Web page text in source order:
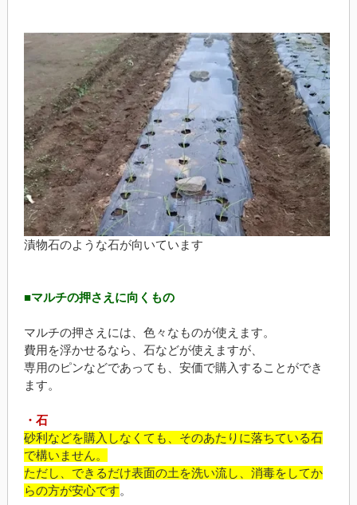
漬物石のような石が向いています
■マルチの押さえに向くもの
マルチの押さえには、色々なものが使えます。
費用を浮かせるなら、石などが使えますが、
専用のピンなどであっても、安価で購入することができ
ます。
・石
砂利などを購入しなくても、そのあたりに落ちている石
で構いません。
ただし、できるだけ表面の土を洗い流し、消毒をしてか
らの方が安心です。